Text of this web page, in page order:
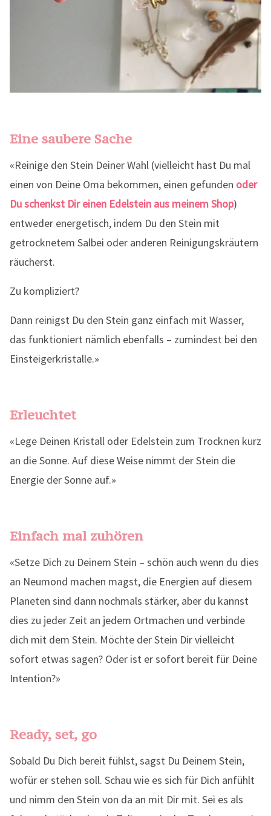
Eine saubere Sache
«Reinige den Stein Deiner Wahl (vielleicht hast Du mal
einen von Deine Oma bekommen, einen gefunden oder
Du schenkst Dir einen Edelstein aus meinem Shop)
entweder energetisch, indem Du den Stein mit
getrocknetem Salbei oder anderen Reinigungskräutern
räucherst.
Zu kompliziert?
Dann reinigst Du den Stein ganz einfach mit Wasser,
das funktioniert nämlich ebenfalls – zumindest bei den
Einsteigerkristalle.»
Erleuchtet
«Lege Deinen Kristall oder Edelstein zum Trocknen kurz
an die Sonne. Auf diese Weise nimmt der Stein die
Energie der Sonne auf.»
Einfach mal zuhören
«Setze Dich zu Deinem Stein – schön auch wenn du dies
an Neumond machen magst, die Energien auf diesem
Planeten sind dann nochmals stärker, aber du kannst
dies zu jeder Zeit an jedem Ortmachen und verbinde
dich mit dem Stein. Möchte der Stein Dir vielleicht
sofort etwas sagen? Oder ist er sofort bereit für Deine
Intention?»
Ready, set, go
Sobald Du Dich bereit fühlst, sagst Du Deinem Stein,
wofür er stehen soll. Schau wie es sich für Dich anfühlt
und nimm den Stein von da an mit Dir mit. Sei es als